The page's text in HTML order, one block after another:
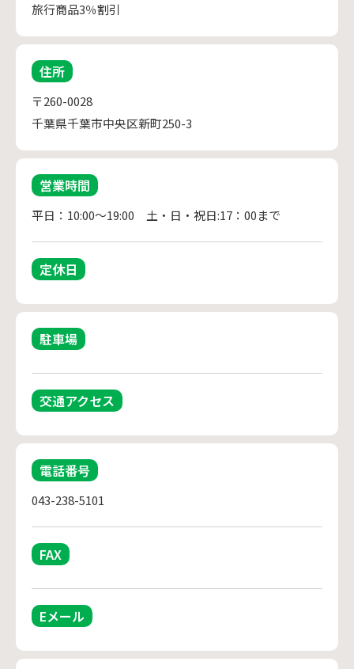
旅行商品3％割引
住所
〒260-0028
千葉県千葉市中央区新町250-3
営業時間
平日：10:00～19:00　土・日・祝日:17：00まで
定休日
駐車場
交通アクセス
電話番号
043-238-5101
FAX
Eメール